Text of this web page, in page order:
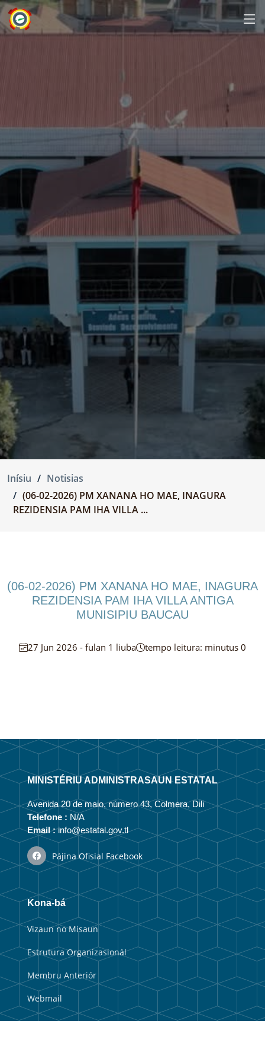
Inísiu
Notisias
(06-02-2026) PM XANANA HO MAE, INAGURA
REZIDENSIA PAM IHA VILLA ...
(06-02-2026) PM XANANA HO MAE, INAGURA
REZIDENSIA PAM IHA VILLA ANTIGA
MUNISIPIU BAUCAU
27 Jun 2026 - fulan 1 liuba tempo leitura: minutus 0
MINISTÉRIU ADMINISTRASAUN ESTATAL
Avenida 20 de maio, número 43, Colmera, Dili
Telefone : N/A
Email :info@estatal.gov.tl
Pájina Ofisial Facebook
Kona-bá
Vizaun no Misaun
Estrutura Organizasionál
Membru Anteriór
Webmail